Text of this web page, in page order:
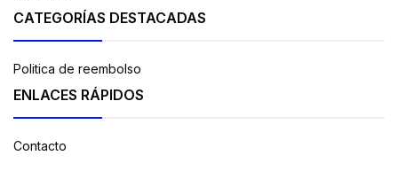
CATEGORÍAS DESTACADAS
Politica de reembolso
ENLACES RÁPIDOS
Contacto